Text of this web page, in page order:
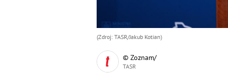
(Zdroj: TASR/Jakub Kotian)
© Zoznam/
TASR